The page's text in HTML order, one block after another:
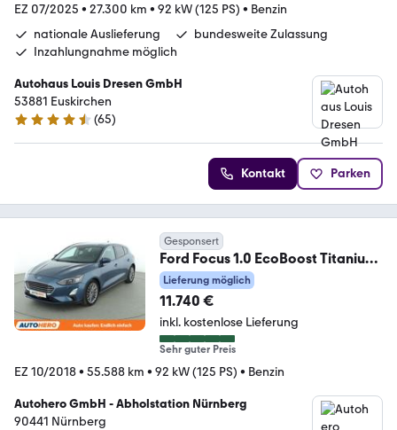
EZ 07/2025 • 27.300 km • 92 kW (125 PS) • Benzin
nationale Auslieferung
bundesweite Zulassung
Inzahlungnahme möglich
Autohaus Louis Dresen GmbH
53881 Euskirchen
4.7 Sterne
(65)
Kontakt Parken
Gesponsert
Ford Focus 1.0 EcoBoost Titanium
*NAVI*CAM*TEMPO*SHZ*
Lieferung möglich
11.740 €
inkl. kostenlose Lieferung
Sehr guter Preis
EZ 10/2018• 55.588 km • 92 kW (125 PS) • Benzin
Autohero GmbH - Abholstation Nürnberg
90441 Nürnberg